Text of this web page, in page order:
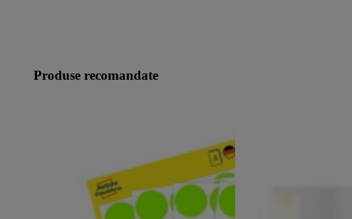
Produse recomandate